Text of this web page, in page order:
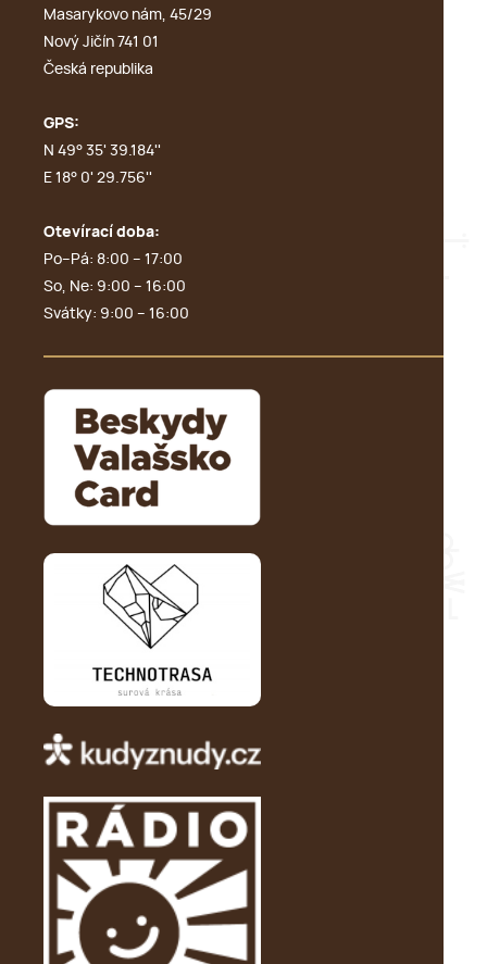
Masarykovo nám, 45/29
Nový Jičín 741 01
Česká republika
GPS:
N 49° 35' 39.184''
E 18° 0' 29.756''
Otevírací doba:
Po–Pá: 8:00 – 17:00
So, Ne: 9:00 – 16:00
Svátky: 9:00 – 16:00